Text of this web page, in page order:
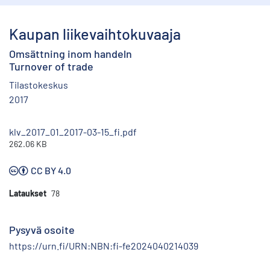
Kaupan liikevaihtokuvaaja
Omsättning inom handeln
Turnover of trade
Tilastokeskus
2017
klv_2017_01_2017-03-15_fi.pdf
262.06 KB
CC BY 4.0
Lataukset 78
Pysyvä osoite
https://urn.fi/URN:NBN:fi-fe2024040214039